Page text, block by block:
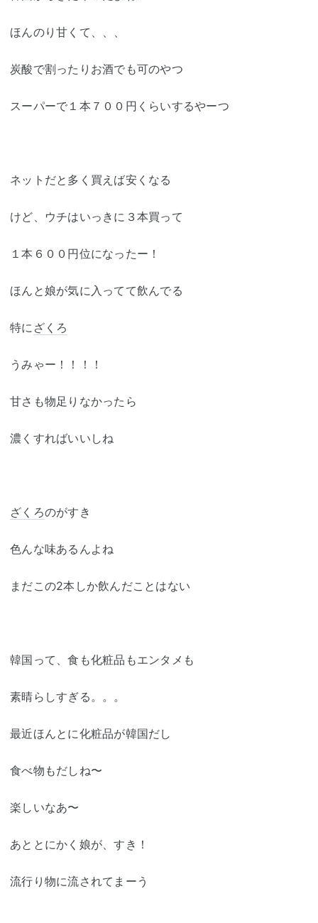
ほんのり甘くて、、、
炭酸で割ったりお酒でも可のやつ
スーパーで１本７００円くらいするやーつ
ネットだと多く買えば安くなる
けど、ウチはいっきに３本買って
１本６００円位になったー！
ほんと娘が気に入ってて飲んでる
特に ざくろ
うみゃー！！！！
甘さも物足りなかったら
濃くすればいいしね
ざくろのがすき
色んな味あるんよね
まだこの2本しか飲んだことはない
韓国って、食も化粧品もエンタメも
素晴らしすぎる。。。
最近ほんとに化粧品が韓国だし
食べ物もだしね〜
楽しいなあ〜
あととにかく娘が、すき！
流行り物に流されてまーう